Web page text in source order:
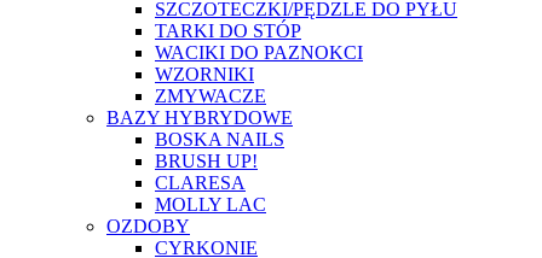
SZCZOTECZKI/PĘDZLE DO PYŁU
TARKI DO STÓP
WACIKI DO PAZNOKCI
WZORNIKI
ZMYWACZE
BAZY HYBRYDOWE
BOSKA NAILS
BRUSH UP!
CLARESA
MOLLY LAC
OZDOBY
CYRKONIE